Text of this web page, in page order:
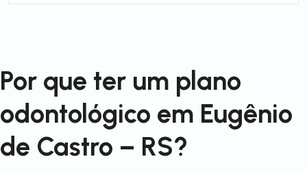
Por que ter um plano
odontológico em Eugênio
de Castro – RS?